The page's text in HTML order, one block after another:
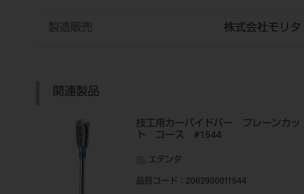
製造販売 株式会社モリタ
関連製品
技工用カーバイドバー プレーンカッ
ト コース #1544
エデンタ
品目コード ：2062900011544